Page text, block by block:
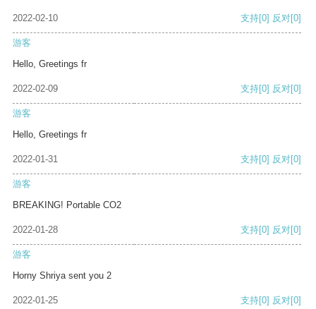
2022-02-10 支持[0] 反对[0]
游客
Hello, Greetings fr
2022-02-09 支持[0] 反对[0]
游客
Hello, Greetings fr
2022-01-31 支持[0] 反对[0]
游客
BREAKING! Portable CO2
2022-01-28 支持[0] 反对[0]
游客
Horny Shriya sent you 2
2022-01-25 支持[0] 反对[0]